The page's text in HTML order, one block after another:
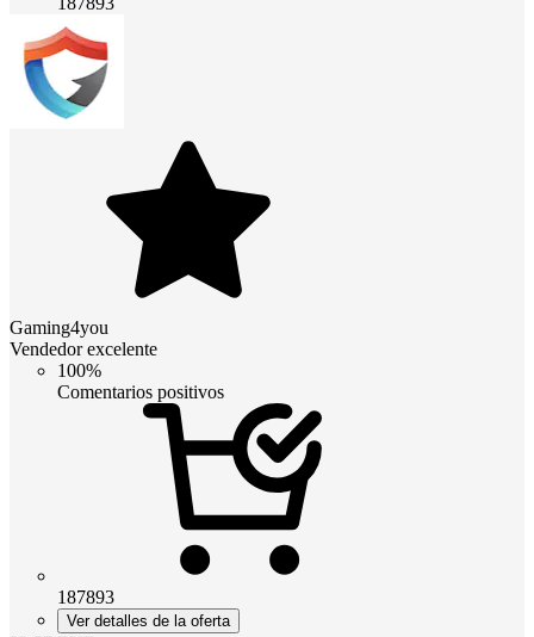
Gaming4you
Vendedor excelente
100%
Comentarios positivos
187893
Ver detalles de la oferta